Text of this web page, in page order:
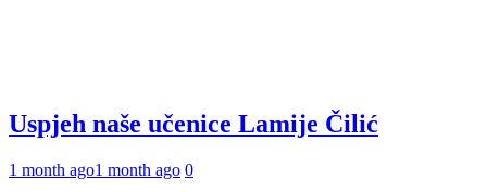
Uspjeh naše učenice Lamije Čilić
1 month ago1 month ago 0